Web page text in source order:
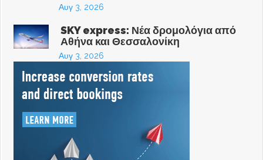
Αυγ 3, 2026
SKY express: Νέα δρομολόγια από
Αθήνα και Θεσσαλονίκη
Αυγ 3, 2026